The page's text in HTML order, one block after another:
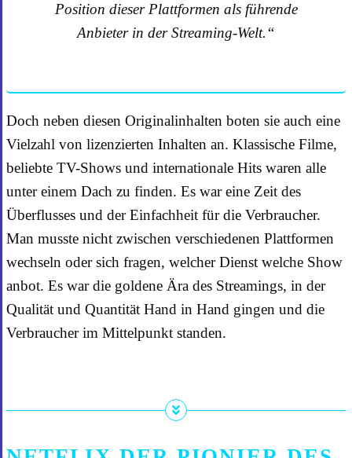
Position dieser Plattformen als führende
Anbieter in der Streaming-Welt.“
Doch neben diesen Originalinhalten boten sie auch eine
Vielzahl von lizenzierten Inhalten an. Klassische Filme,
beliebte TV-Shows und internationale Hits waren alle
unter einem Dach zu finden. Es war eine Zeit des
Überflusses und der Einfachheit für die Verbraucher.
Man musste nicht zwischen verschiedenen Plattformen
wechseln oder sich fragen, welcher Dienst welche Show
anbot. Es war die goldene Ära des Streamings, in der
Qualität und Quantität Hand in Hand gingen und die
Verbraucher im Mittelpunkt standen.